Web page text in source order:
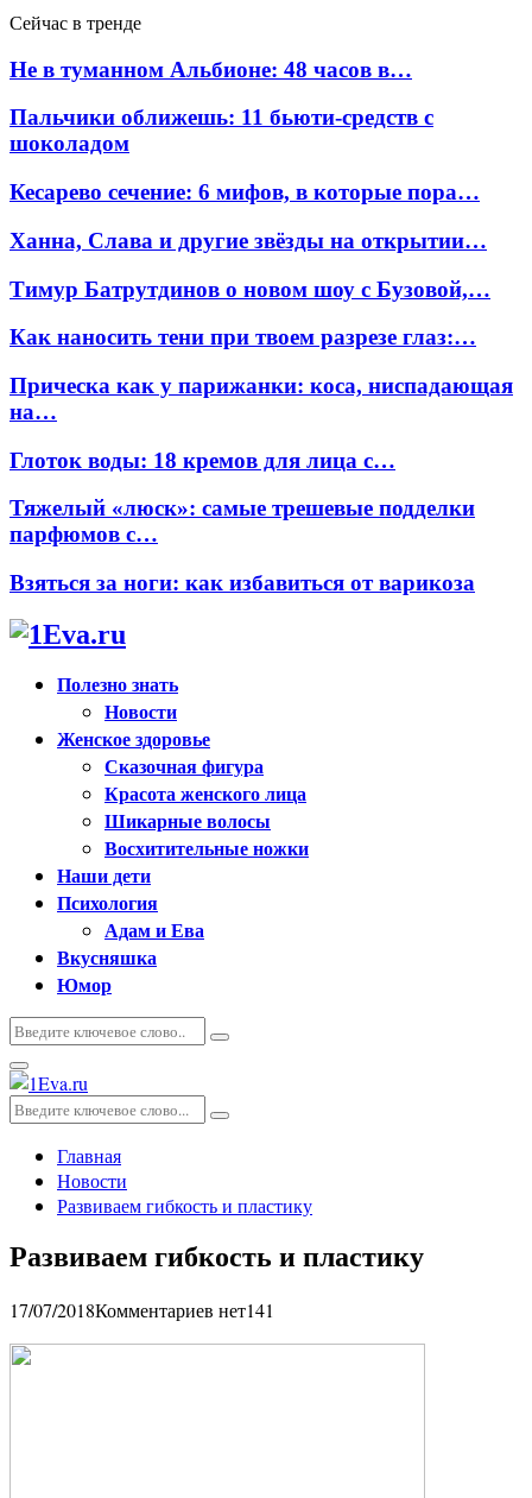
Сейчас в тренде
Не в туманном Альбионе: 48 часов в…
Пальчики оближешь: 11 бьюти-средств с
шоколадом
Кесарево сечение: 6 мифов, в которые пора…
Ханна, Слава и другие звёзды на открытии…
Тимур Батрутдинов о новом шоу с Бузовой,…
Как наносить тени при твоем разрезе глаз:…
Прическа как у парижанки: коса, ниспадающая
на…
Глоток воды: 18 кремов для лица с…
Тяжелый «люск»: самые трешевые подделки
парфюмов с…
Взяться за ноги: как избавиться от варикоза
Полезно знать
Новости
Женское здоровье
Сказочная фигура
Красота женского лица
Шикарные волосы
Восхитительные ножки
Наши дети
Психология
Адам и Ева
Вкусняшка
Юмор
Искать:
Поиск
Основное
меню
Искать:
Поиск
Главная
Новости
Развиваем гибкость и пластику
Развиваем гибкость и пластику
17/07/2018Комментариев нет141